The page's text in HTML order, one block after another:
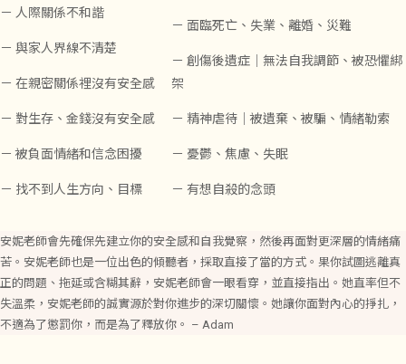
－ 人際關係不和諧
－ 與家人界線不清楚
－ 在親密關係𥚃沒有安全感
－ 對生存、金錢沒有安全感
－ 被負面情緒和信念困擾
－ 找不到人生方向、目標
－ 面臨死亡、失業、離婚、災難
－ 創傷後遺症｜無法自我調節、被恐懼綁
架
－ 精神虐待｜被遺棄、被騙、情緒勒索
－ 憂鬱、焦慮、失眠
－ 有想自殺的念頭
安妮老師會先確保先建立你的安全感和自我覺察，然後再面對更深層的情緒痛
苦。安妮老師也是一位出色的傾聽者，採取直接了當的方式。果你試圖逃離真
正的問題、拖延或含糊其辭，安妮老師會一眼看穿，並直接指出。她直率但不
失溫柔，安妮老師的誠實源於對你進步的深切關懷。她讓你面對內心的掙扎，
不適為了懲罰你，而是為了釋放你。 – Adam